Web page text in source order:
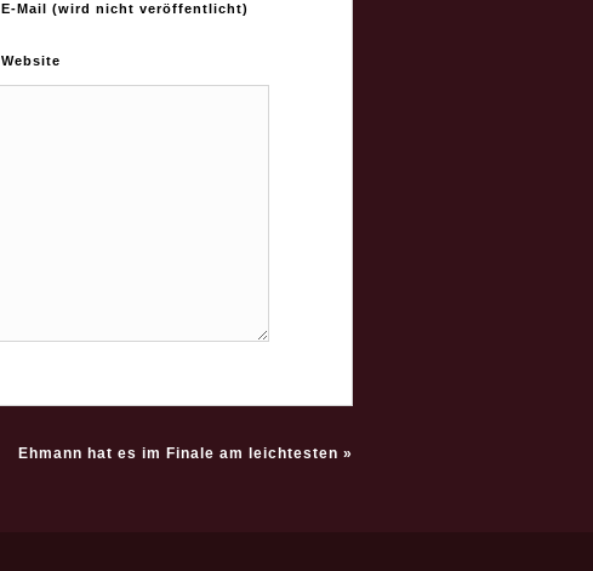
E-Mail (wird nicht veröffentlicht)
Website
Ehmann hat es im Finale am leichtesten »